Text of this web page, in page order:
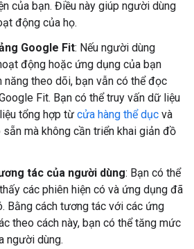
của bạn. Điều này giúp người dùng
động của họ.
Google Fit: Nếu người dùng
động hoặc ứng dụng của bạn
năng theo dõi, bạn vẫn có thể đọc
Fit. Bạn có thể truy vấn dữ liệu
tổng hợp từ cửa hàng thể dục và
mà không cần triển khai giản đồ
tác của người dùng: Bạn có thể
các phiên hiện có và ứng dụng đã
Bằng cách tương tác với các ứng
theo cách này, bạn có thể tăng mức
người dùng.